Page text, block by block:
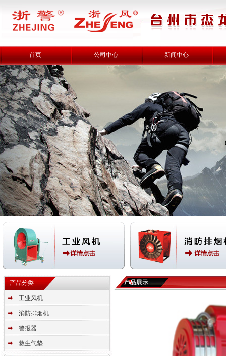
首页 公司中心 新闻中心
产品分类
工业风机
消防排烟机
警报器
救生气垫
产品展示